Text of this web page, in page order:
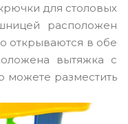
для столовых
расположен
открываются в обе
вытяжка с
можете разместить